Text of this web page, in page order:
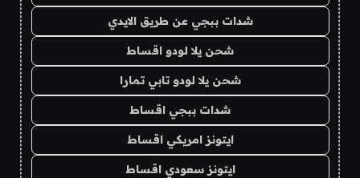
شدات ببجي عن طريق الايدي
شحن يلا لودو اقساط
شحن يلا لودو تابي تمارا
شدات ببجي اقساط
ايتونز امريكي اقساط
ايتونز سعودي اقساط